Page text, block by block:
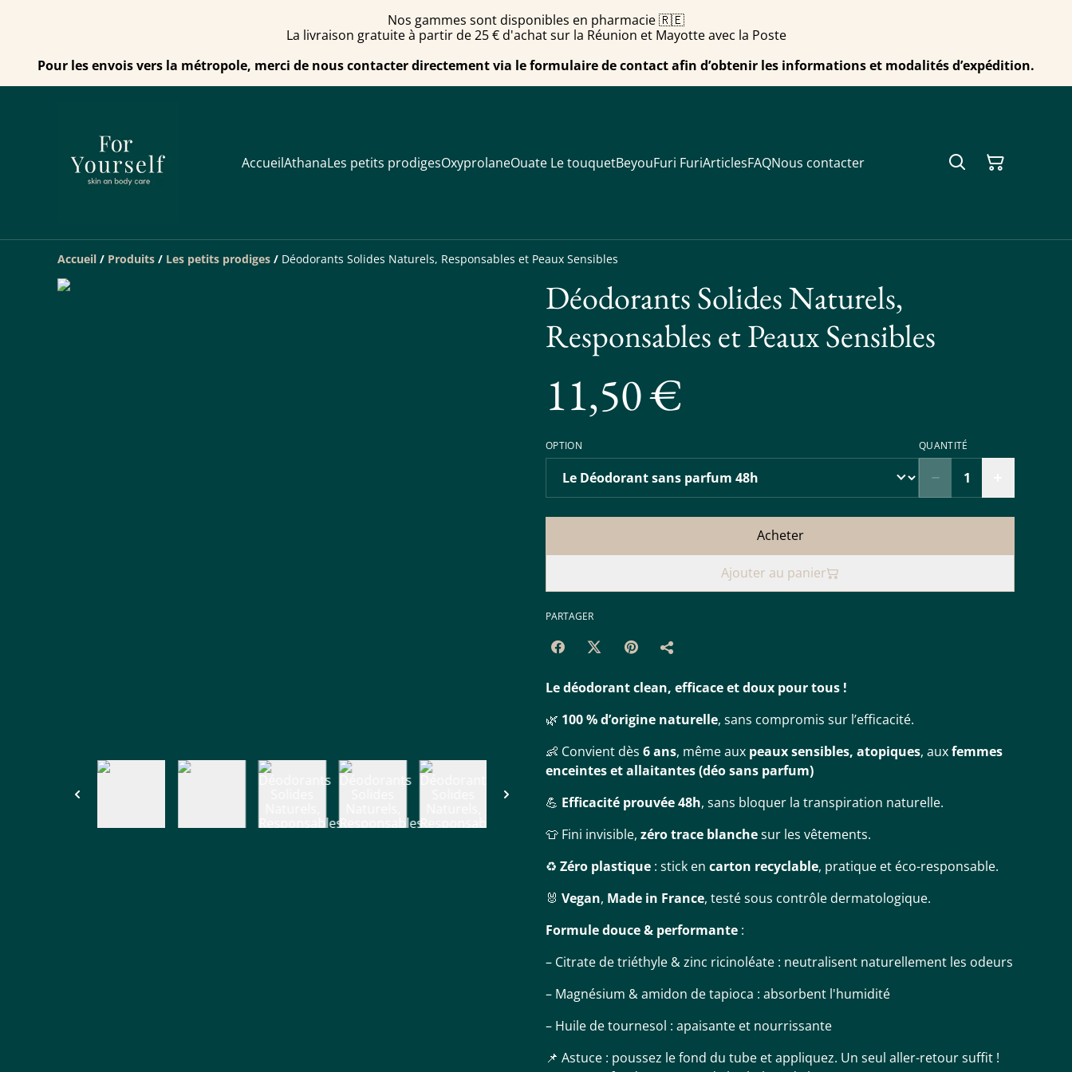
Nos gammes sont disponibles en pharmacie 🇷🇪
La livraison gratuite à partir de 25 € d'achat sur la Réunion et Mayotte avec la Poste
Pour les envois vers la métropole, merci de nous contacter directement via le formulaire de contact afin d’obtenir les informations et modalités d’expédition.
AccueilAthanaLes petits prodigesOxyprolaneOuate Le touquetBeyouFuri FuriArticlesFAQNous contacter
Accueil / Produits / Les petits prodiges / Déodorants Solides Naturels, Responsables et Peaux Sensibles
Déodorants Solides Naturels,
Responsables et Peaux Sensibles
11,50 €
OPTION QUANTITÉ
Acheter
Ajouter au panier
PARTAGER
Le déodorant clean, efficace et doux pour tous !
🌿 100 % d’origine naturelle, sans compromis sur l’efficacité.
👶 Convient dès 6 ans, même aux peaux sensibles, atopiques, auxfemmes
enceintes et allaitantes (déo sans parfum)
💪 Efficacité prouvée 48h, sans bloquer la transpiration naturelle.
👕 Fini invisible, zéro trace blanchesur les vêtements.
♻️ Zéro plastique : stick en carton recyclable, pratique et éco-responsable.
🐰 Vegan, Made in France, testé sous contrôle dermatologique.
Formule douce & performante :
– Citrate de triéthyle & zinc ricinoléate : neutralisent naturellement les odeurs
– Magnésium & amidon de tapioca : absorbent l'humidité
– Huile de tournesol : apaisante et nourrissante
📌 Astuce : poussez le fond du tube et appliquez. Un seul aller-retour suffit !